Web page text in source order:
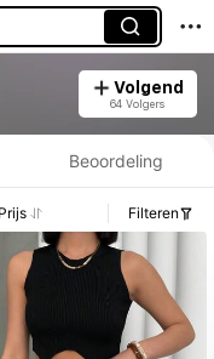
Volgend
64 Volgers
Voorraadgegevens.
Beoordeling
Prijs Filteren